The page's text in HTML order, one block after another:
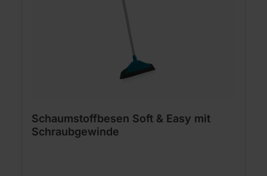
Schaumstoffbesen Soft & Easy mit
Schraubgewinde